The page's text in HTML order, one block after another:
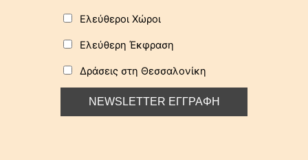
Ελεύθεροι Χώροι
Ελεύθερη Έκφραση
Δράσεις στη Θεσσαλονίκη